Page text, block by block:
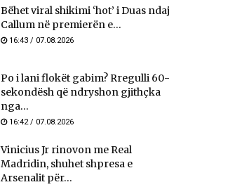
Bëhet viral shikimi ‘hot’ i Duas ndaj
Callum në premierën e...
16:43 / 07.08.2026
Po i lani flokët gabim? Rregulli 60-
sekondësh që ndryshon gjithçka
nga...
16:42 / 07.08.2026
Vinicius Jr rinovon me Real
Madridin, shuhet shpresa e
Arsenalit për...